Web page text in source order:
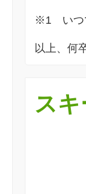
※1 いつ
以上、何
スキ